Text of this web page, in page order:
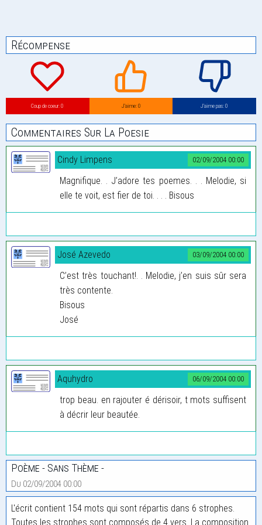
Récompense
Coup de coeur: 0 J’aime: 0 J’aime pas: 0
Commentaires Sur La Poesie
02/09/2004 00:00
Cindy Limpens
Magnifique. . J’adore tes poemes. . . Melodie, si
elle te voit, est fier de toi. . . . Bisous
03/09/2004 00:00
José Azevedo
C’est très touchant!. . Melodie, j’en suis sûr sera
très contente.
Bisous
José
06/09/2004 00:00
Aquhydro
trop beau. en rajouter é dérisoir, t mots suffisent
à décrir leur beautée.
Poème - Sans Thème -
Du 02/09/2004 00:00
L'écrit contient 154 mots qui sont répartis dans 6 strophes.
Toutes les strophes sont composés de 4 vers. La composition